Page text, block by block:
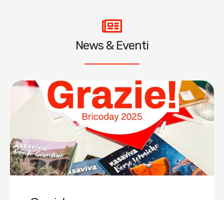
News & Eventi